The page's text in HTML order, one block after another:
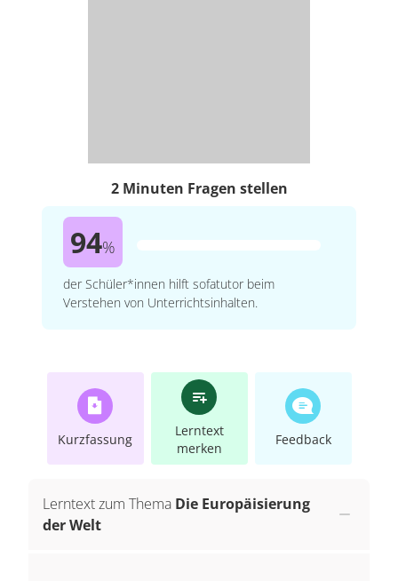
2 Minuten Fragen stellen
94%
der Schüler*innen hilft sofatutor beim
Verstehen von Unterrichtsinhalten.
Kurzfassung
Lerntext
merken
Feedback
Lerntext zum Thema Die Europäisierung
der Welt